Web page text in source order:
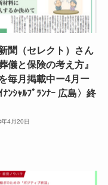
聞（セレクト）さん
儀と保険の考え方』
毎月掲載中ー4月ー
ｲﾅﾝｼｬﾙﾌﾟﾗﾝﾅｰ 広島〉終
4月20日